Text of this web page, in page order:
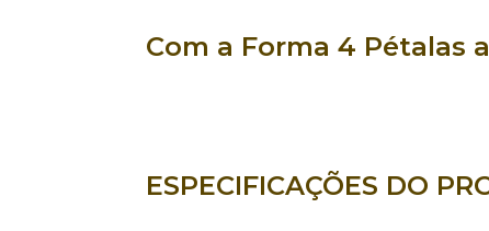
Com a Forma 4 Pétalas a
ESPECIFICAÇÕES DO